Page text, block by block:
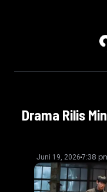
Drama Rilis
Juni 19, 20267:38